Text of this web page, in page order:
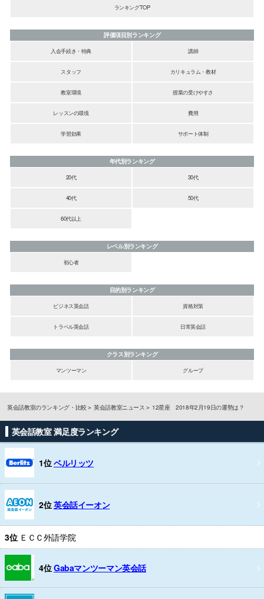
ランキングTOP
評価項目別ランキング
入会手続き・特典
講師
スタッフ カリキュラム・教材
教室環境 授業の受けやすさ
レッスンの環境 費用
学習効果 サポート体制
年代別ランキング
20代
30代
40代 50代
60代以上
レベル別ランキング
初心者
目的別ランキング
ビジネス英会話
資格対策
トラベル英会話 日常英会話
クラス別ランキング
マンツーマン
グループ
英会話教室のランキング・比較 英会話教室ニュース 12星座 2018年2月19日の運勢は？
英会話教室 満足度ランキング
1位ベルリッツ
2位英会話イーオン
3位 ＥＣＣ外語学院
4位Gabaマンツーマン英会話